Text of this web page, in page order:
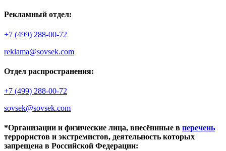
Рекламный отдел:
+7 (499) 288-00-72
reklama@sovsek.com
Отдел распространения:
+7 (499) 288-00-72
sovsek@sovsek.com
*Организации и физические лица, внесённные в перечень
террористов и экстремистов, деятельность которых
запрещена в Российской Федерации: